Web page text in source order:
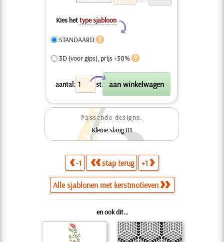
Kies hettype sjabloon
Y
STANDAARD
3D (voor gips), prijs +30%
aantal: st.
X
Passende designs:
Kleine slang 01
-1 stap terug +1
Alle sjablonen met kerstmotieven
en ook dit...